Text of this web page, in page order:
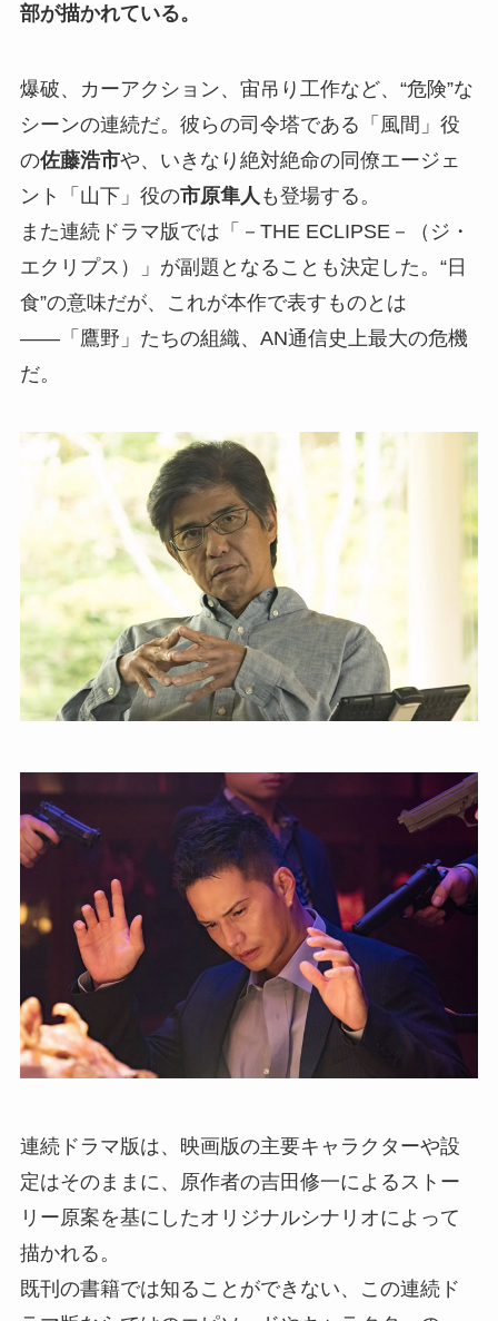
部が描かれている。
爆破、カーアクション、宙吊り工作など、“危険”な
シーンの連続だ。彼らの司令塔である「風間」役
の佐藤浩市や、いきなり絶対絶命の同僚エージェ
ント「山下」役の市原隼人 も登場する。
また連続ドラマ版では「－THE ECLIPSE－（ジ・
エクリプス）」が副題となることも決定した。“日
食”の意味だが、これが本作で表すものとは
――「鷹野」たちの組織、AN通信史上最大の危機
だ。
連続ドラマ版は、映画版の主要キャラクターや設
定はそのままに、原作者の吉田修⼀によるストー
リー原案を基にしたオリジナルシナリオによって
描かれる。
既刊の書籍では知ることができない、この連続ド